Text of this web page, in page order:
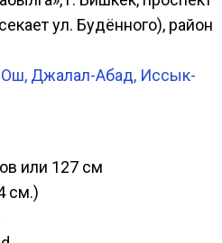
ул. Будённого), район
Джалал-Абад, Иссык-
или 127 см
см.)